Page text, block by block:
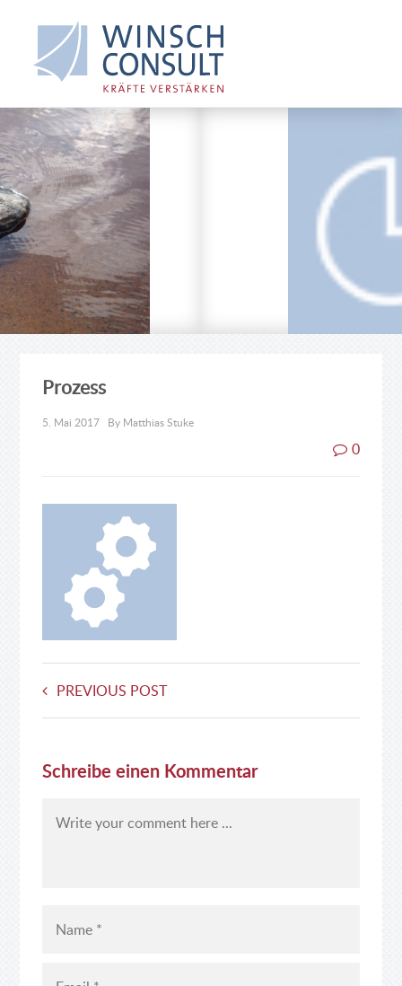
Prozess
5. Mai 2017 By Matthias Stuke
0
PREVIOUS POST
Schreibe einen Kommentar